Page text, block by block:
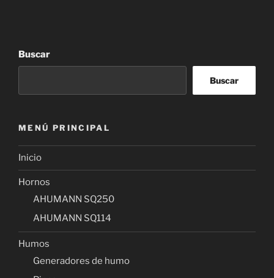
Buscar
Buscar
MENÚ PRINCIPAL
Inicio
Hornos
AHUMANN SQ250
AHUMANN SQ114
Humos
Generadores de humo